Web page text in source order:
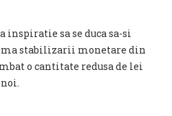
inspiratie sa se duca sa-si
stabilizarii monetare din
o cantitate redusa de lei